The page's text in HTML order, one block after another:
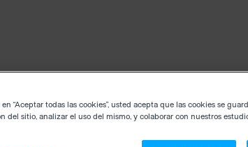
“Aceptar todas las cookies”, usted acepta que las cookies se
del sitio, analizar el uso del mismo, y colaborar con nuestros